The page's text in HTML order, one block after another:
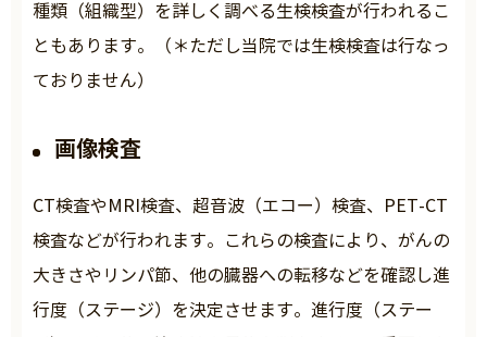
種類（組織型）を詳しく調べる生検検査が行われるこ
ともあります。（＊ただし当院では生検検査は行なっ
ておりません）
画像検査
CT検査やMRI検査、超音波（エコー）検査、PET-CT
検査などが行われます。これらの検査により、がんの
大きさやリンパ節、他の臓器への転移などを確認し進
行度（ステージ）を決定させます。進行度（ステー